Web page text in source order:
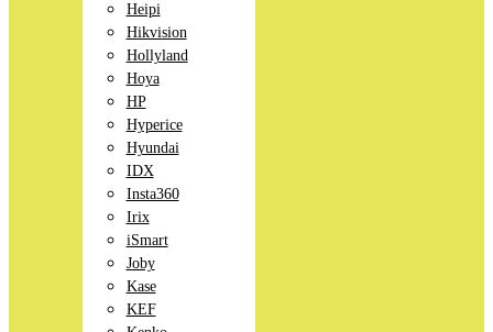
Heipi
Hikvision
Hollyland
Hoya
HP
Hyperice
Hyundai
IDX
Insta360
Irix
iSmart
Joby
Kase
KEF